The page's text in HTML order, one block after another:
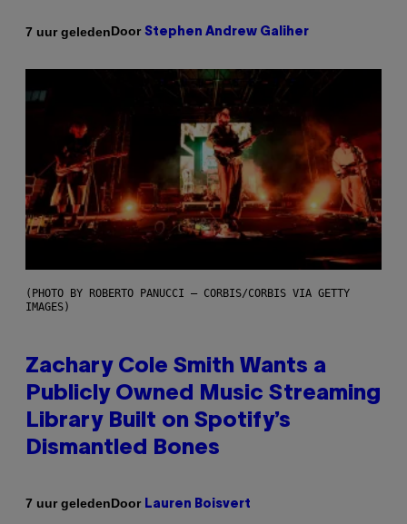
7 uur geledenDoor Stephen Andrew Galiher
(PHOTO BY ROBERTO PANUCCI – CORBIS/CORBIS VIA GETTY
IMAGES)
Zachary Cole Smith Wants a
Publicly Owned Music Streaming
Library Built on Spotify’s
Dismantled Bones
7 uur geledenDoor Lauren Boisvert